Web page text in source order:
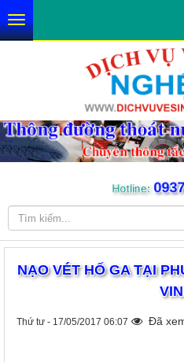
Hotline:
NẠO VÉT HỐ GA TẠI
Thứ tư - 17/05/2017 06:07
Đã